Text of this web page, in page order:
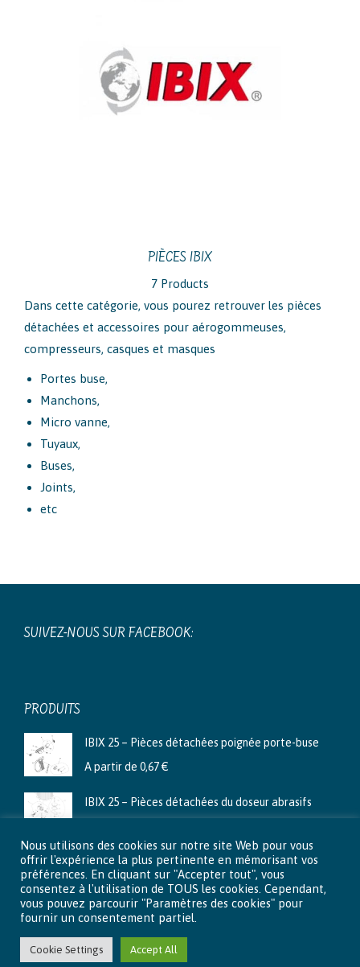
PIÈCES IBIX
7 Products
Dans cette catégorie, vous pourez retrouver les pièces
détachées et accessoires pour aérogommeuses,
compresseurs, casques et masques
Portes buse,
Manchons,
Micro vanne,
Tuyaux,
Buses,
Joints,
etc
SUIVEZ-NOUS SUR FACEBOOK:
PRODUITS
IBIX 25 – Pièces détachées poignée porte-buse
A partir de 0,67€
IBIX 25 – Pièces détachées du doseur abrasifs
Ibix 9 - Pièces détachées du doseur abrasifs
A partir de2,66€
© 2015 - 2026 Aéro-Lux . Tous droits réservés |
Nous utilisons des cookies sur notre site Web pour vous
offrir l'expérience la plus pertinente en mémorisant vos
préférences. En cliquant sur "Accepter tout", vous
consentez à l'utilisation de TOUS les cookies. Cependant,
vous pouvez parcourir "Paramètres des cookies" pour
fournir un consentement partiel.
Cookie Settings Accept All